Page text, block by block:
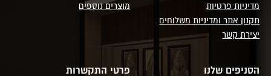
מדיניות פרטיות
תקנון אתר ומדיניות משלוחים
יצירת קשר
מוצרים נוספים
הסניפים שלנו פרטי התקשרות